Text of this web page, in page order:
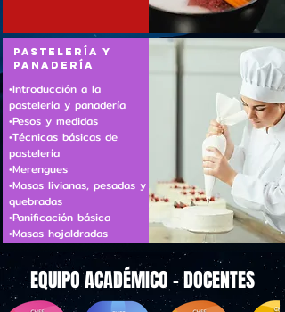
PASTELERÍA Y
PANADERÍA
•Introducción a la
pastelería y panadería
•Pesos y medidas
•Técnicas básicas de
pastelería
•Merengues
•Masas livianas, pesadas y
quebradas
•Panificación básica
•Masas hojaldradas
EQUIPO ACADÉMICO - DOCENTES